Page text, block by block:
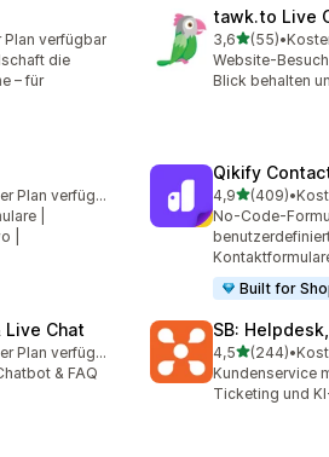
verfügbar
die
– für
tawk.to Live
3,6von 5
(55)
55 Rezensionen
•
Website-
Blick behalten
Kostenloser Plan verfügbar
|
|
Qikify
4,9von 5
(409)
409 •
No-Code-
Built for
Live Chat
Kostenloser Plan verfügbar
& FAQ
SB:
4,5von 5
(244)
244 •
Kundenservice
Ticketing und